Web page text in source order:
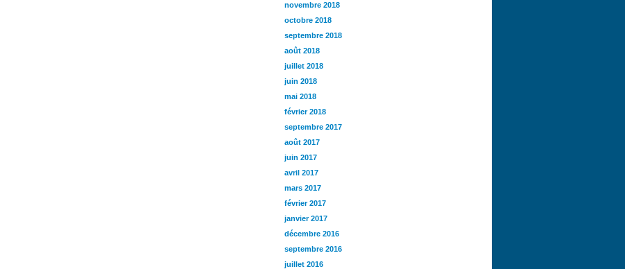
novembre 2018
octobre 2018
septembre 2018
août 2018
juillet 2018
juin 2018
mai 2018
février 2018
septembre 2017
août 2017
juin 2017
avril 2017
mars 2017
février 2017
janvier 2017
décembre 2016
septembre 2016
juillet 2016